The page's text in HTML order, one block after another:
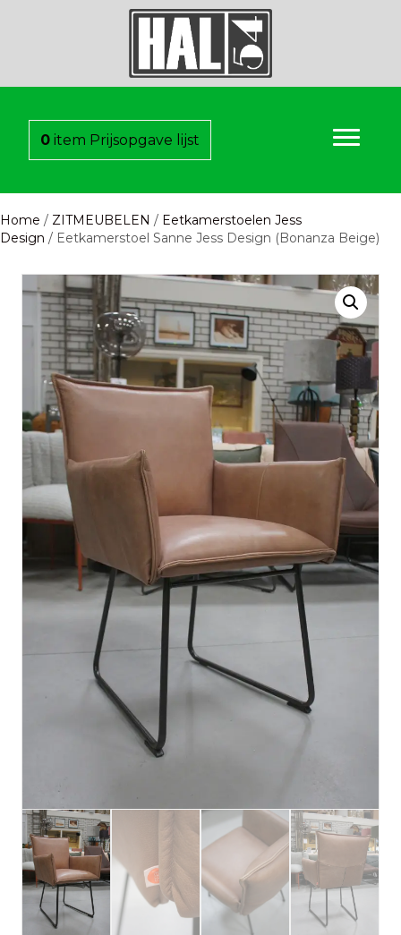
0 item Prijsopgave lijst
Home / ZITMEUBELEN / Eetkamerstoelen Jess
Design / Eetkamerstoel Sanne Jess Design (Bonanza Beige)